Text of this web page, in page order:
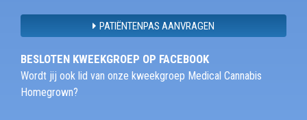
PATIËNTENPAS AANVRAGEN
BESLOTEN KWEEKGROEP OP FACEBOOK
Wordt jij ook lid van onze kweekgroep Medical Cannabis
Homegrown?